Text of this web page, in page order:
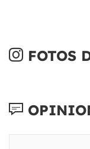
FOTOS